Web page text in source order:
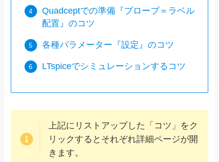
Quadceptでの準備『プローブ＝ラベル
配置』のコツ
各種パラメーター『設定』のコツ
LTspiceでシミュレーションするコツ
上記にリストアップした「コツ」をク
リックするとそれぞれ詳細ページが開
きます。